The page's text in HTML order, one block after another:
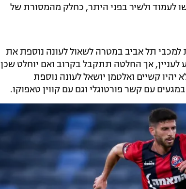
לעמוד ולשיר בפני היתר, כחלק מהמסורת של
תל אביב במטרה לשאול לעונה נוספת את
לעניין, אך החלטה תתקבל בקרוב ואם יוחלט שכן
קשיים ואלטמן יושאל לעונה נוספת
עם קשר פורטוגלי וגם עם קווין טאפוקו.